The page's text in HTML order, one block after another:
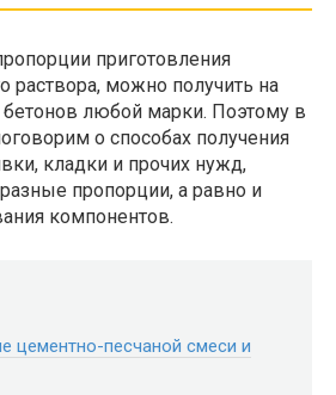
приготовления
раствора, можно получить на
любой марки. Поэтому в
о способах получения
кладки и прочих нужд,
пропорции, а равно и
компонентов.
цементно-песчаной смеси и